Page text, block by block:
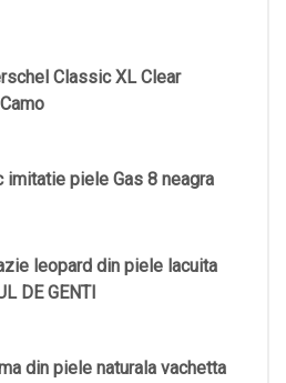
Classic XL Clear
imitatie piele Gas 8 neagra
leopard din piele lacuita
DE GENTI
din piele naturala vachetta